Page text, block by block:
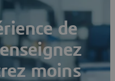
de
moins